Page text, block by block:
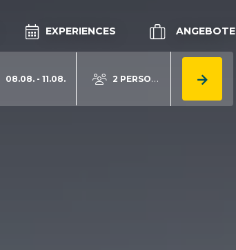
EXPERIENCES ANGEBOTE
08.08. - 11.08. 2 PERSONEN